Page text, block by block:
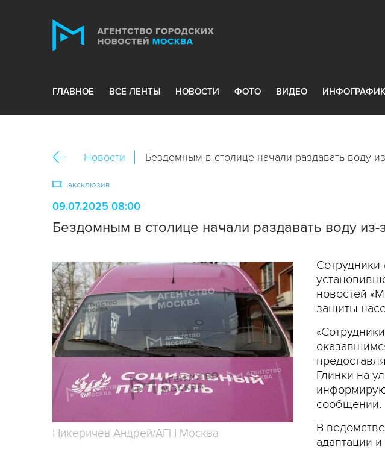
ГЛАВНОЕ ВСЕ ЛЕНТЫ НОВОСТИ ФОТО ВИДЕО
Новости Бездомным в столице начали раздавать воду
эксклюзив
09.07.2025 08:00
Бездомным в столице начали раздавать воду
Никеричев Андрей/АГН Москва
Сотрудники
новостей
защиты
Глинки на
сообщении.
В
адаптации